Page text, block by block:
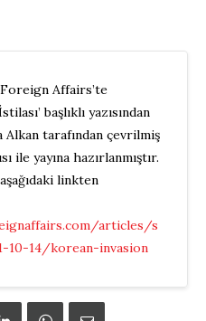
Affairs’te
başlıklı yazısından
tarafından çevrilmiş
ile yayına hazırlanmıştır.
linkten
articles/s
10-14/korean-invasion